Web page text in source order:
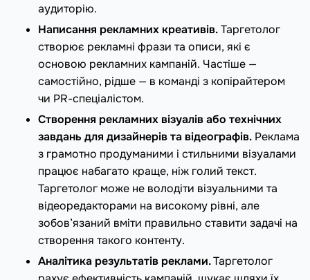
аудиторію.
Написання рекламних креативів.Таргетолог
створює рекламні фрази та описи, які є
основою рекламних кампаній. Частіше —
самостійно, рідше — в команді з копірайтером
чи PR-спеціалістом.
Створення рекламних візуалів або технічних
завдань для дизайнерів та відеографів. Реклама
з грамотно продуманими і стильними візуалами
працює набагато краще, ніж голий текст.
Таргетолог може не володіти візуальними та
відеоредакторами на високому рівні, але
зобов’язаний вміти правильно ставити задачі на
створення такого контенту.
Аналітика результатів реклами.Таргетолог